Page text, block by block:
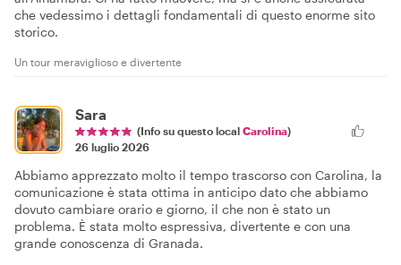
che vedessimo i dettagli fondamentali di questo enorme sito
storico.
Un tour meraviglioso e divertente
Sara
(Info su questo local Carolina)
26 luglio 2026
Abbiamo apprezzato molto il tempo trascorso con Carolina, la
comunicazione è stata ottima in anticipo dato che abbiamo
dovuto cambiare orario e giorno, il che non è stato un
problema. È stata molto espressiva, divertente e con una
grande conoscenza di Granada.